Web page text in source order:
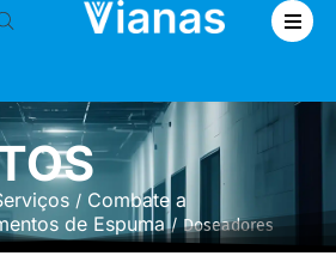
/ Combate a
de Espuma/ Doseadores